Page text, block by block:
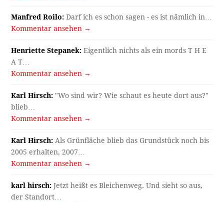
Manfred Roilo: Darf ich es schon sagen - es ist nämlich in…
Kommentar ansehen →
Henriette Stepanek: Eigentlich nichts als ein mords T H E
A T…
Kommentar ansehen →
Karl Hirsch: "Wo sind wir? Wie schaut es heute dort aus?"
blieb…
Kommentar ansehen →
Karl Hirsch: Als Grünfläche blieb das Grundstück noch bis
2005 erhalten, 2007…
Kommentar ansehen →
karl hirsch: Jetzt heißt es Bleichenweg. Und sieht so aus,
der Standort…